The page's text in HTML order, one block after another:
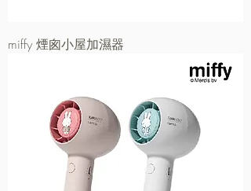
miffy 煙囪小屋加濕器